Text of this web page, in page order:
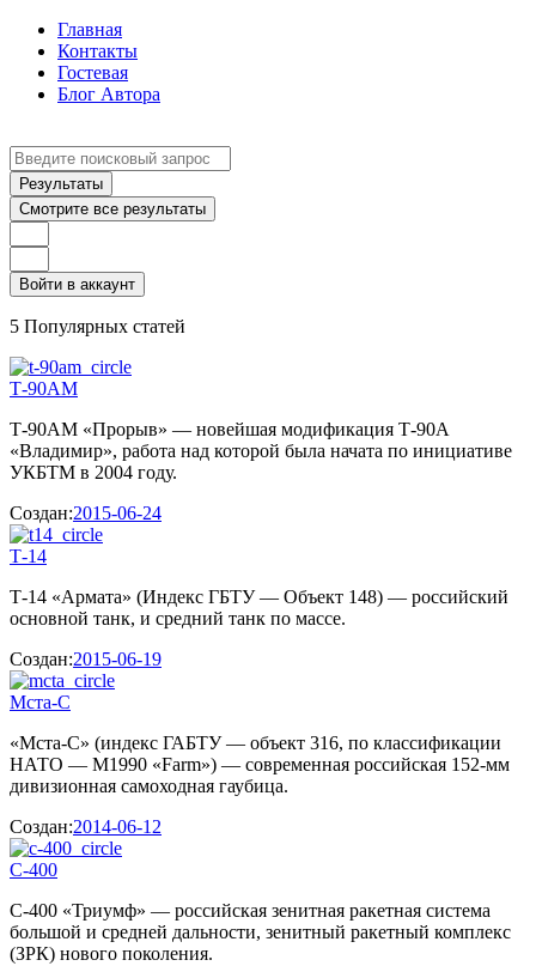
Главная
Контакты
Гостевая
Блог Автора
Search
...Результаты
Смотрите все результаты
Войти в аккаунт
5 Популярных статей
Т-90АМ
Т-90АМ «Прорыв» — новейшая модификация Т-90А
«Владимир», работа над которой была начата по инициативе
УКБТМ в 2004 году.
Создан:2015-06-24
Т-14
Т-14 «Армата» (Индекс ГБТУ — Объект 148) — российский
основной танк, и средний танк по массе.
Создан:2015-06-19
Мста-С
«Мста-С» (индекс ГАБТУ — объект 316, по классификации
НАТО — M1990 «Farm») — современная российская 152-мм
дивизионная самоходная гаубица.
Создан:2014-06-12
С-400
С-400 «Триумф» — российская зенитная ракетная система
большой и средней дальности, зенитный ракетный комплекс
(ЗРК) нового поколения.